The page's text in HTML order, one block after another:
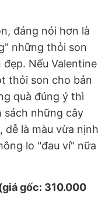
đáng nói hơn là
những thỏi son
Nếu Valentine
thỏi son cho bản
quà đúng ý thì
sách những cây
dễ là màu vừa nịnh
lo "đau ví" nữa
gốc: 310.000